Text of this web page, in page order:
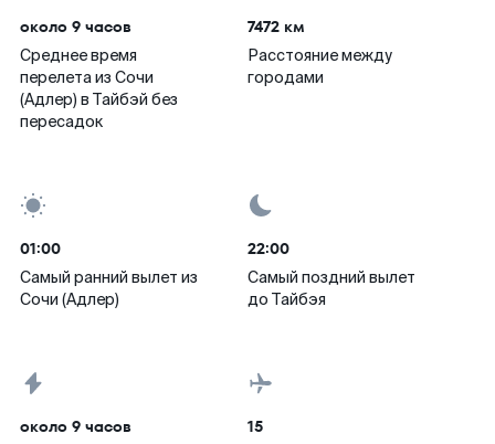
около 9 часов
Среднее время
перелета из Сочи
(Адлер) в Тайбэй без
пересадок
7472 км
Расстояние между
городами
01:00
Самый ранний вылет из
Сочи (Адлер)
22:00
Самый поздний вылет
до Тайбэя
около 9 часов 15